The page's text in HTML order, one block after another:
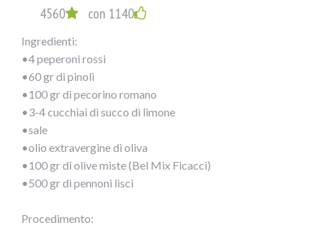
4560 con 1140
Ingredienti:
•4 peperoni rossi
•60 gr di pinoli
•100 gr di pecorino romano
•3-4 cucchiai di succo di limone
•sale
•olio extravergine di oliva
•100 gr di olive miste (Bel Mix Ficacci)
•500 gr di pennoni lisci
Procedimento: